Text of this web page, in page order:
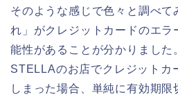
そのような感じで色々と調べて
れ」がクレジットカードのエラ
能性があることが分かりました
STELLAのお店でクレジットカ
しまった場合、単純に有効期